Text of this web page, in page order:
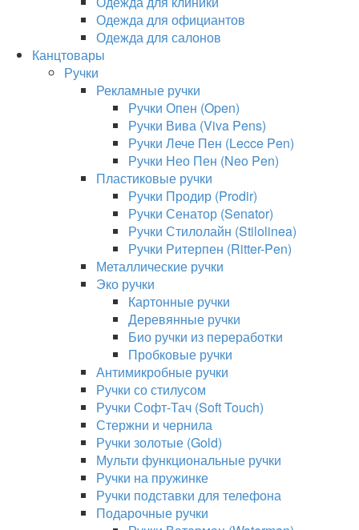
Одежда для официантов
Одежда для салонов
Канцтовары
Ручки
Рекламные ручки
Ручки Опен (Open)
Ручки Вива (Viva Pens)
Ручки Лече Пен (Lecce Pen)
Ручки Нео Пен (Neo Pen)
Пластиковые ручки
Ручки Продир (Prodir)
Ручки Сенатор (Senator)
Ручки Стилолайн (Stilolinea)
Ручки Ритерпен (Ritter-Pen)
Металлические ручки
Эко ручки
Картонные ручки
Деревянные ручки
Био ручки из переработки
Пробковые ручки
Антимикробные ручки
Ручки со стилусом
Ручки Софт-Тач (Soft Touch)
Стержни и чернила
Ручки золотые (Gold)
Мульти функциональные ручки
Ручки на пружинке
Ручки подставки для телефона
Подарочные ручки